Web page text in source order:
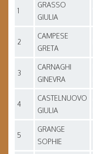
1
GRASSO
GIULIA
2
CAMPESE
GRETA
3
CARNAGHI
GINEVRA
4
CASTELNUOVO
GIULIA
5
GRANGE
SOPHIE